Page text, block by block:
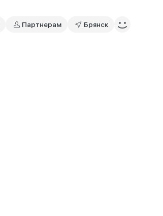
Партнерам Брянск